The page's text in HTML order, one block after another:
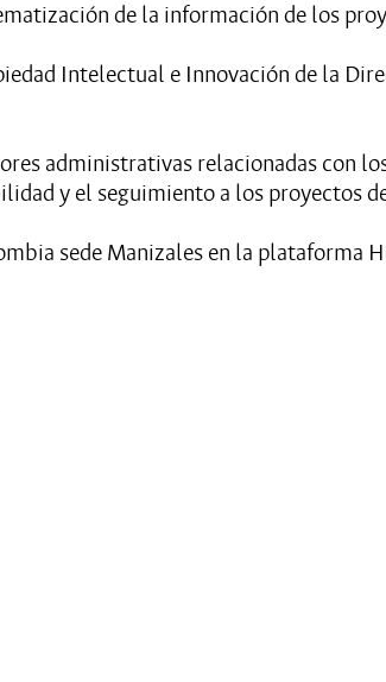
de la información de los
Intelectual e Innovación de la
administrativas relacionadas con
y el seguimiento a los proyectos
sede Manizales en la plataforma